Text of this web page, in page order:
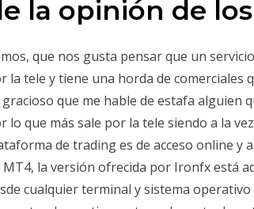
la opinión de
que nos gusta pensar que un
la tele y tiene una horda de
gracioso que me hable de estafa alguien
lo que más sale por la tele siendo a la
de trading es de acceso online y
MT4, la versión ofrecida por Ironfx está
cualquier terminal y sistema